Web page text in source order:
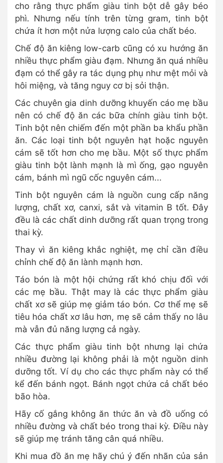
cho rằng thực phẩm giàu tinh bột dễ gây béo
phì. Nhưng nếu tính trên từng gram, tinh bột
chứa ít hơn một nửa lượng calo của chất béo.
Chế độ ăn kiêng low-carb cũng có xu hướng ăn
nhiều thực phẩm giàu đạm. Nhưng ăn quá nhiều
đạm có thể gây ra tác dụng phụ như mệt mỏi và
hôi miệng, và tăng nguy cơ bị sỏi thận.
Các chuyên gia dinh dưỡng khuyến cáo mẹ bầu
nên có chế độ ăn các bữa chính giàu tinh bột.
Tinh bột nên chiếm đến một phần ba khẩu phần
ăn. Các loại tinh bột nguyên hạt hoặc nguyên
cám sẽ tốt hơn cho mẹ bầu. Một số thực phẩm
giàu tinh bột lành mạnh là mì ống, gạo nguyên
cám, bánh mì ngũ cốc nguyên cám...
Tinh bột nguyên cám là nguồn cung cấp năng
lượng, chất xơ, canxi, sắt và vitamin B tốt. Đây
đều là các chất dinh dưỡng rất quan trọng trong
thai kỳ.
Thay vì ăn kiêng khắc nghiệt, mẹ chỉ cần điều
chỉnh chế độ ăn lành mạnh hơn.
Táo bón là một hội chứng rất khó chịu đối với
các mẹ bầu. Thật may là các thực phẩm giàu
chất xơ sẽ giúp mẹ giảm táo bón. Cơ thể mẹ sẽ
tiêu hóa chất xơ lâu hơn, mẹ sẽ cảm thấy no lâu
mà vẫn đủ năng lượng cả ngày.
Các thực phẩm giàu tinh bột nhưng lại chứa
nhiều đường lại không phải là một nguồn dinh
dưỡng tốt. Ví dụ cho các thực phẩm này có thể
kể đến bánh ngọt. Bánh ngọt chứa cả chất béo
bão hòa.
Hãy cố gắng không ăn thức ăn và đồ uống có
nhiều đường và chất béo trong thai kỳ. Điều này
sẽ giúp mẹ tránh tăng cân quá nhiều.
Khi mua đồ ăn mẹ hãy chú ý đến nhãn của sản